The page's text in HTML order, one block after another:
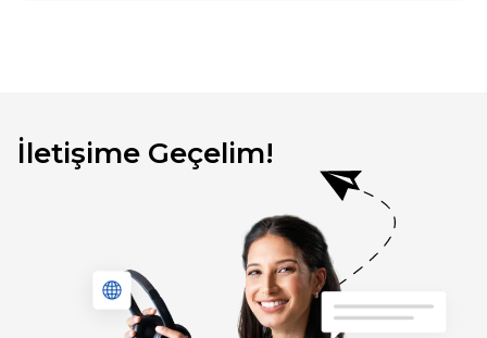
İletişime Geçelim!